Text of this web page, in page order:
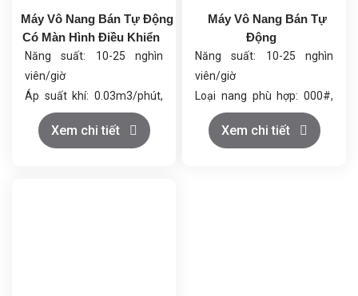
Máy Vô Nang Bán Tự Động
Có Màn Hình Điều Khiển
Năng suất: 10-25 nghìn
viên/giờ
Áp suất khí: 0.03m3/phút,
0.7Mpa
Tổng công suất: 4.0kW
Xem chi tiết
Máy Vô Nang Bán Tự
Động
Năng suất: 10-25 nghìn
viên/giờ
Loại nang phù hợp: 000#,
00L#, 00#, 0L#, 0-5#, nang
sản xuất bằng máy
Xem chi tiết